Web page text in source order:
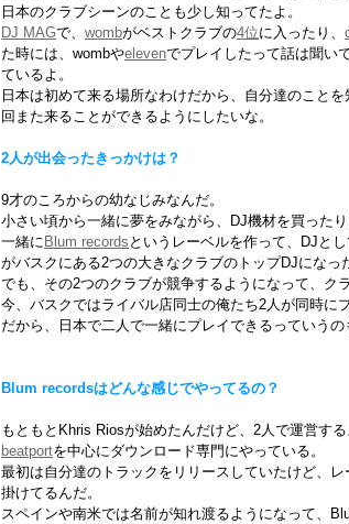
日本のクラブシーンのことも少し知ってたよ。
DJ MAGで、 wombがベストクラブの4位に入ったり、
た時には、wombやelevenでプレイしたって話は聞いて
ているよ。
日本は初めて来る場所なわけだから、自分達のこと
回また来ることができるようにしたいな。
2人が出会ったきっかけは？
9才のころからの幼なじみなんだ。
小さい頃から一緒に夢をみながら、DJ機材を買ったり
一緒にBlum records というレーベルを作って、DJと
がバスクにある2つの大きなクラブのトップDJになっ
でも、その2つのクラブが競争するようになって、ク
今、バスクではライバル店同士の俺たち2人が同時に
だから、日本で二人で一緒にプレイできるっていうの
Blum recordsはどんな感じでやってるの？
もともとKhris Riosが始めたんだけど、2人で運営する
beatportを中心にダウンロード専門にやっている。
最初は自分達のトラックをリリースしていたけど、
掛けてるんだ。
スペインや南米では名前が知れ渡るようになって、